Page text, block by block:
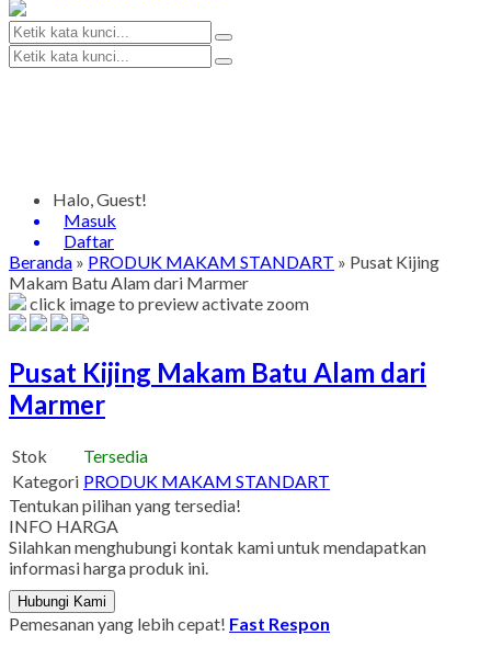
Halo, Guest!
Masuk
Daftar
Beranda » PRODUK MAKAM STANDART » Pusat Kijing
Makam Batu Alam dari Marmer
click image to previewactivate zoom
Pusat Kijing Makam Batu Alam dari
Marmer
Stok
Tersedia
Kategori PRODUK MAKAM STANDART
Tentukan pilihan yang tersedia!
INFO HARGA
Silahkan menghubungi kontak kami untuk mendapatkan
informasi harga produk ini.
Hubungi Kami
Pemesanan yang lebih cepat! Fast Respon